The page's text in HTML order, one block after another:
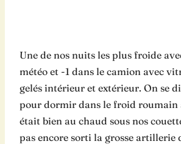
Une de nos nuits les plus froide
météo et -1 dans le camion avec
gelés intérieur et extérieur. On se
pour dormir dans le froid roumain
était bien au chaud sous nos
pas encore sorti la grosse artillerie